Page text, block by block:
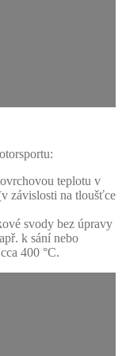
teplotu v
závislosti na tloušťce
svody bez úpravy
k sání nebo
400 °C.